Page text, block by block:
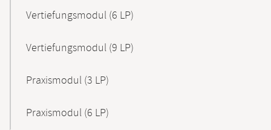
Vertiefungsmodul (6 LP)
Vertiefungsmodul (9 LP)
Praxismodul (3 LP)
Praxismodul (6 LP)